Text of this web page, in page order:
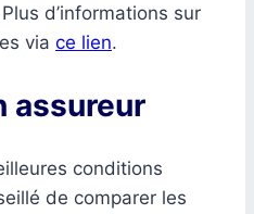
d’informations sur
via ce lien.
assureur
conditions
de comparer les